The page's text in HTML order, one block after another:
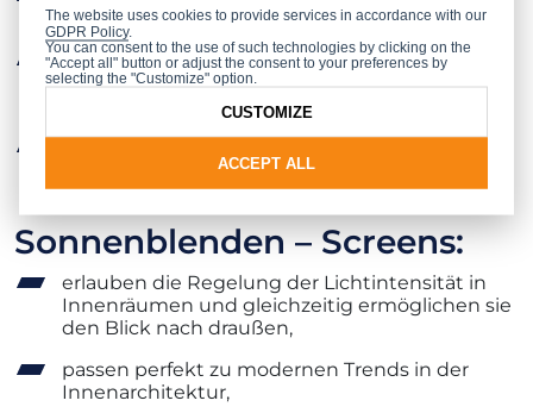
resistent gegen Rost und Beschädigungen ist,
können in Einbruchsicherungssysteme
integriert werden und erhöhen so die
Sicherheit des Gebäudes,
des Raumes und sind daher ideal für Schlaf-
oder Kinderzimmer.
Sonnenblenden – Screens:
erlauben die Regelung der Lichtintensität in
Innenräumen und gleichzeitig ermöglichen sie
den Blick nach draußen,
passen perfekt zu modernen Trends in der
Innenarchitektur,
The website uses cookies to provide services in accordance with our
GDPR Policy.
You can consent to the use of such technologies by clicking on the
"Accept all" button or adjust the consent to your preferences by
selecting the "Customize" option.
ACCEPT ALL
CUSTOMIZE